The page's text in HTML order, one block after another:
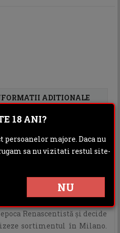
ADITIONALE
un lichior dulce-amarui,
plante din compozitia sa,
zahar, fructe si ulei din
lichiorul era considerat o
Renascentistă şi decide
sortimentul în Milano.
18 ANI?
persoanelor majore. Daca nu
sa nu vizitati restul site-
NU